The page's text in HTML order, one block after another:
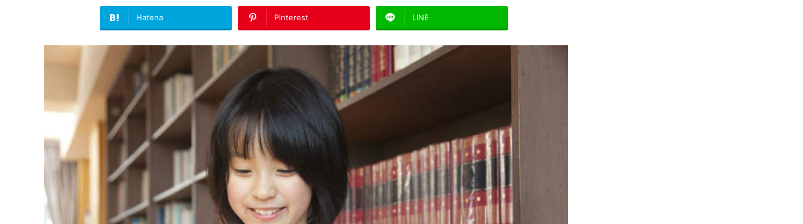
Hatena Pinterest LINE